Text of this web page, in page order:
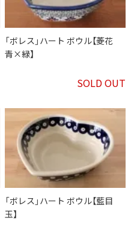
「ボレス」ハート ボウル【菱花
青×緑】
SOLD OUT
「ボレス」ハート ボウル【藍目
玉】